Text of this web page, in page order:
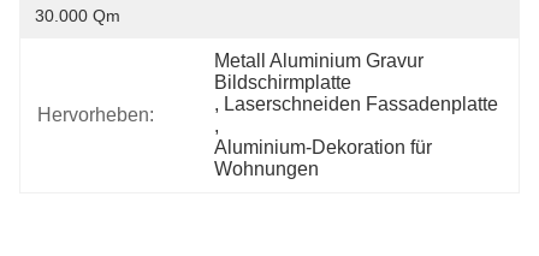
30.000 Qm
Hervorheben:
Metall Aluminium Gravur
Bildschirmplatte
, Laserschneiden Fassadenplatte
,
Aluminium-Dekoration für
Wohnungen